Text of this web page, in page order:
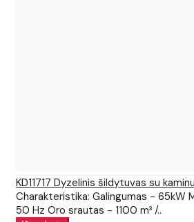
KD11717 Dyzelinis šildytuvas su
Charakteristika: Galingumas - 65kW
50 Hz Oro srautas - 1100 m³ /..